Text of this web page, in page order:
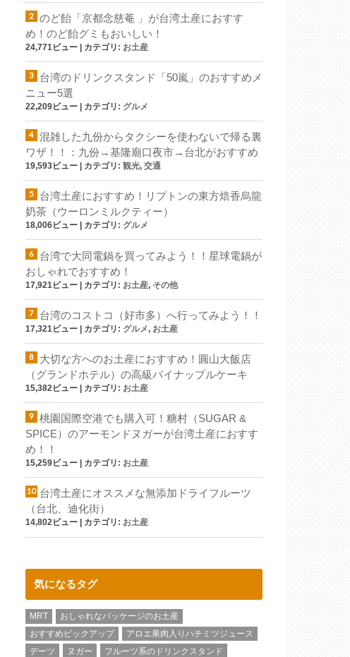
のど飴「京都念慈菴 」が台湾土産におすす
め！のど飴グミもおいしい！
24,771ビュー | カテゴリ: お土産
台湾のドリンクスタンド「50嵐」のおすすめメ
ニュー5選
22,209ビュー カテゴリ: グルメ
混雑した九份からタクシーを使わないで帰る裏
ワザ！！：九份→基隆廟口夜市→台北がおすすめ
19,593ビュー カテゴリ: 観光, 交通
台湾土産におすすめ！リプトンの東方焙香烏龍
奶茶（ウーロンミルクティー）
18,006ビュー カテゴリ: グルメ
台湾で大同電鍋を買ってみよう！！星球電鍋が
おしゃれでおすすめ！
17,921ビュー | カテゴリ: お土産, その他
台湾のコストコ（好市多）へ行ってみよう！！
17,321ビュー | カテゴリ: グルメ, お土産
大切な方へのお土産におすすめ！圓山大飯店
（グランドホテル）の高級パイナップルケーキ
15,382ビュー カテゴリ: お土産
桃園国際空港でも購入可！糖村（SUGAR &
SPICE）のアーモンドヌガーが台湾土産におすす
め！！
15,259ビュー カテゴリ: お土産
台湾土産にオススメな無添加ドライフルーツ
（台北、迪化街）
14,802ビュー カテゴリ: お土産
気になるタグ
MRT
おしゃれなパッケージのお土産
おすすめピックアップ
アロエ果肉入りハチミツジュース
デーツ
ヌガー
フルーツ系のドリンクスタンド